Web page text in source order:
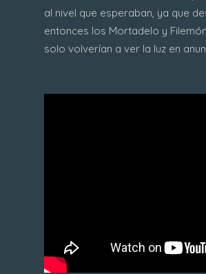
al nivel que esperaban, ya que
entonces los Mortadelo y
solo volverían a ver la luz en